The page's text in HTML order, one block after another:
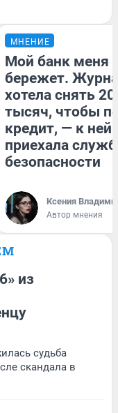
МНЕНИЕ
Мой банк меня
бережет.
хотела снять
тысяч, чтобы
кредит, — к
приехала
безопасности
Ксения
Автор мнения
из
судьба
скандала в